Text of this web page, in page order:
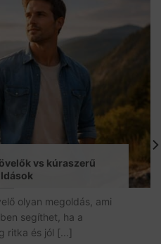
vs kúraszerű
olyan megoldás, ami
segíthet, ha a
ritka és jól [...]